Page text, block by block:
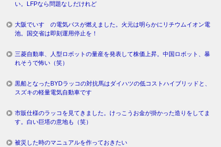
い。LFPなら問題なしだけれど
大阪でいすゞの電気バスが燃えました。火元は明らかにリチウムイオン電
池。国交省は即刻運用停止を！
三菱自動車、人型ロボットの量産を発表して株価上昇。中国ロボット、暴
れそうで怖い（笑）
黒船となったBYDラッコの対抗馬はダイハツの低コストハイブリッドと、
スズキの軽量電気自動車です
市販仕様のラッコを見てきました。けっこうお金が掛かった造りをしてま
す。白い巨塔の意地も（笑）
被災した時のマニュアルを作っておきたい